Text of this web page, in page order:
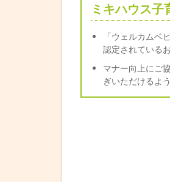
ミキハウス子
「ウェルカム
認定されている
マナー向上にご
ぎいただけるよ